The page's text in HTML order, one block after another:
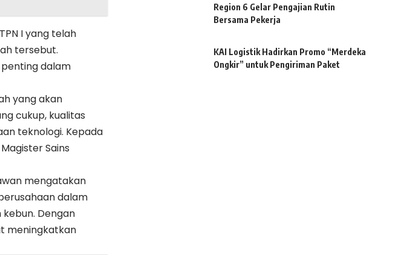
I yang telah
tersebut.
dalam
yang akan
cukup, kualitas
teknologi. Kepada
Sains
mengatakan
dalam
Dengan
meningkatkan
Region 6 Gelar Pengajian Rutin
Bersama Pekerja
KAI Logistik Hadirkan Promo “Merdeka
Ongkir” untuk Pengiriman Paket